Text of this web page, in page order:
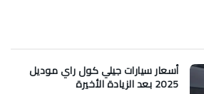
أسعار سيارات جيلي كول راي موديل
2025 بعد الزيادة الأخيرة